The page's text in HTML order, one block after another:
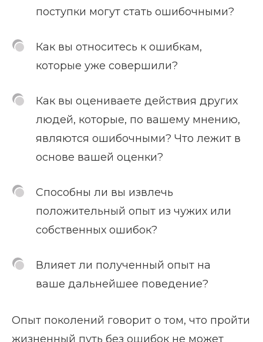
поступки могут стать ошибочными?
Как вы относитесь к ошибкам,
которые уже совершили?
Как вы оцениваете действия других
людей, которые, по вашему мнению,
являются ошибочными? Что лежит в
основе вашей оценки?
Способны ли вы извлечь
положительный опыт из чужих или
собственных ошибок?
Влияет ли полученный опыт на
ваше дальнейшее поведение?
Опыт поколений говорит о том, что пройти
жизненный путь без ошибок не может